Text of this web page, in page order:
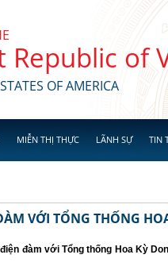
Republic of
OF AMERICA
MIỄN THỊ THỰC LÃNH SỰ TIN
VỚI TỔNG THỐNG
đàm với Tổng thống Hoa Kỳ